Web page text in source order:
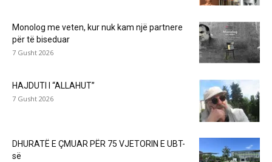
Monolog me veten, kur nuk kam një partnere
për të biseduar
7 Gusht 2026
HAJDUTI I “ALLAHUT”
7 Gusht 2026
DHURATË E ÇMUAR PËR 75 VJETORIN E UBT-
së